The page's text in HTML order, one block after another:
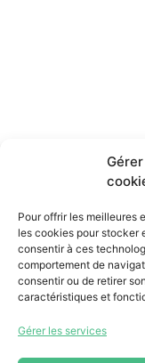
Pour offrir les meilleures
les cookies pour stocker
consentir à ces
comportement de
consentir ou de retirer
caractéristiques et
Gérer les services